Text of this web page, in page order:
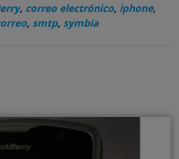
, correo electrónico, iphone,
, smtp, symbia